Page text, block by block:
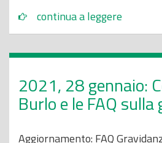
continua a leggere
2021, 28 gennaio:
Burlo e le FAQ
Aggiornamento: FAQ